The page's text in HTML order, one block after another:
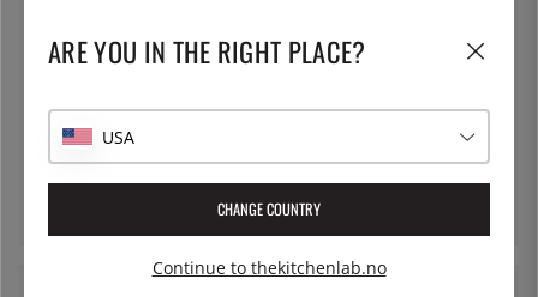
BENEDIKT
Skål Hazy nr. 4, Halvglasert,
20 cm, Mørkegrå - Benedikt
Benedikt
195 kr
ARE YOU IN THE RIGHT PLACE?
USA
CHANGE COUNTRY
Continue to thekitchenlab.no